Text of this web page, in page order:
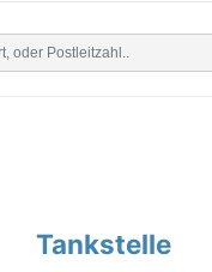
Tankstelle